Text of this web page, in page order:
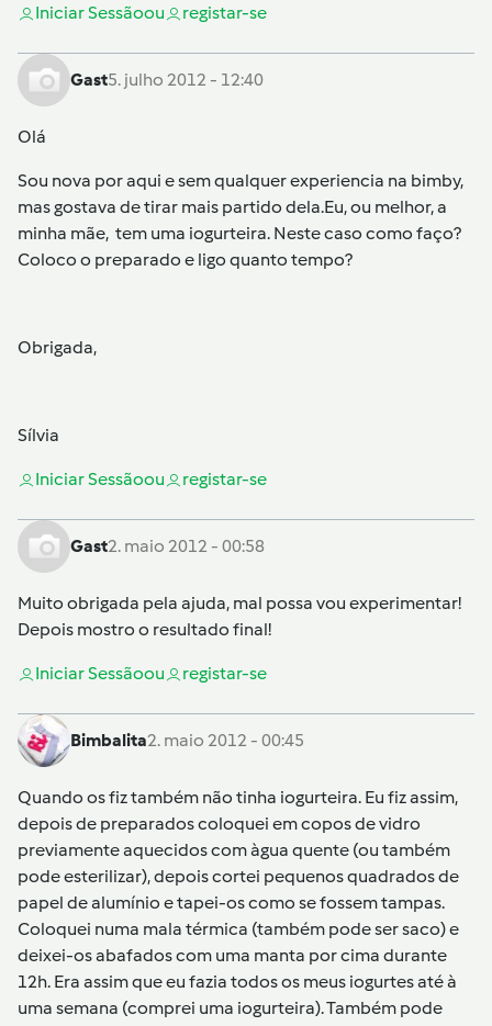
Iniciar Sessãoou registar-se
Gast5. julho 2012 - 12:40
Olá
Sou nova por aqui e sem qualquer experiencia na bimby,
mas gostava de tirar mais partido dela.Eu, ou melhor, a
minha mãe, tem uma iogurteira. Neste caso como faço?
Coloco o preparado e ligo quanto tempo?
Obrigada,
Sílvia
Iniciar Sessãoou registar-se
Gast2. maio 2012 - 00:58
Muito obrigada pela ajuda, mal possa vou experimentar!
Depois mostro o resultado final!
Iniciar Sessãoou registar-se
Bimbalita2. maio 2012 - 00:45
Quando os fiz também não tinha iogurteira. Eu fiz assim,
depois de preparados coloquei em copos de vidro
previamente aquecidos com àgua quente (ou também
pode esterilizar), depois cortei pequenos quadrados de
papel de alumínio e tapei-os como se fossem tampas.
Coloquei numa mala térmica (também pode ser saco) e
deixei-os abafados com uma manta por cima durante
12h. Era assim que eu fazia todos os meus iogurtes até à
uma semana (comprei uma iogurteira). Também pode